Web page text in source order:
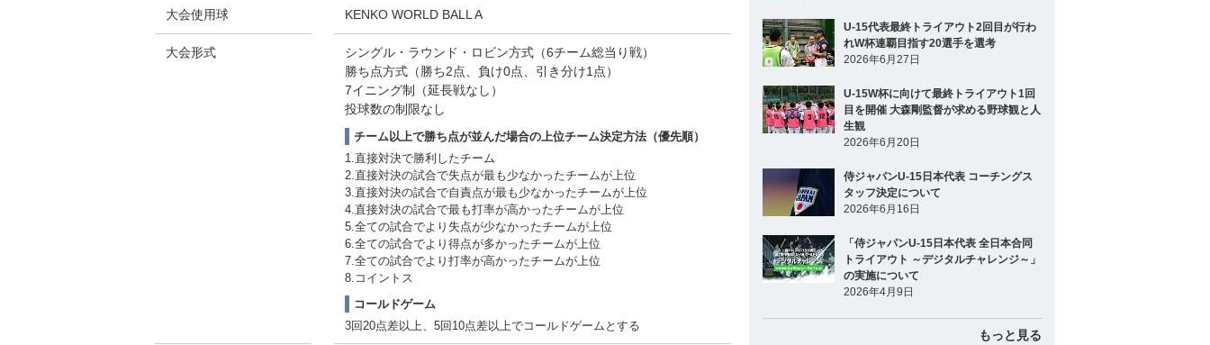
大会使用球 KENKO WORLD BALL A
大会形式
シングル・ラウンド・ロビン方式（6チーム総当り戦）
勝ち点方式（勝ち2点、負け0点、引き分け1点）
7イニング制（延長戦なし）
投球数の制限なし
チーム以上で勝ち点が並んだ場合の上位チーム決定方法（優先順）
1.直接対決で勝利したチーム
2.直接対決の試合で失点が最も少なかったチームが上位
3.直接対決の試合で自責点が最も少なかったチームが上位
4.直接対決の試合で最も打率が高かったチームが上位
5.全ての試合でより失点が少なかったチームが上位
6.全ての試合でより得点が多かったチームが上位
7.全ての試合でより打率が高かったチームが上位
8.コイントス
コールドゲーム
3回20点差以上、5回10点差以上でコールドゲームとする
U-15代表最終トライアウト2回目が行わ
れW杯連覇目指す20選手を選考
2026年6月27日
U-15W杯に向けて最終トライアウト1回
目を開催 大森剛監督が求める野球観と人
生観
2026年6月20日
侍ジャパンU-15日本代表 コーチングス
タッフ決定について
2026年6月16日
「侍ジャパンU-15日本代表 全日本合同
トライアウト ～デジタルチャレンジ～」
の実施について
2026年4月9日
もっと見る